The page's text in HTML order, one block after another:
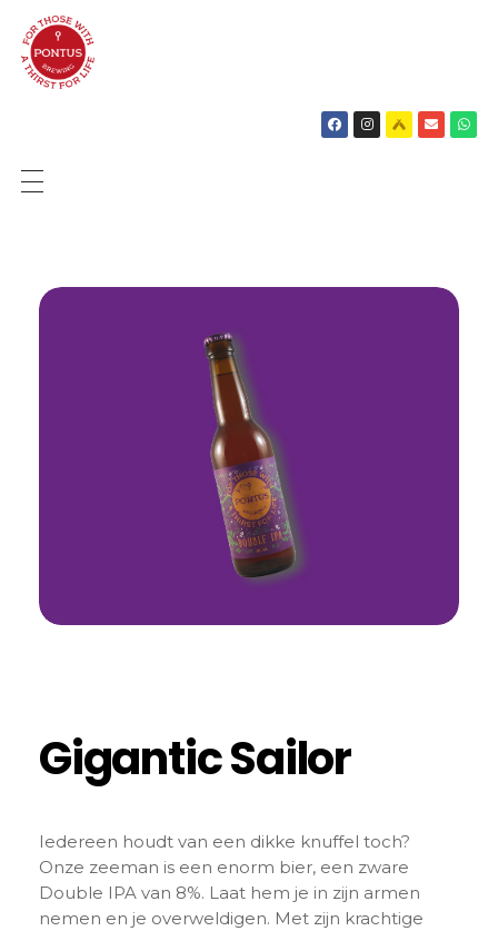
Gigantic Sailor
Iedereen houdt van een dikke knuffel toch?
Onze zeeman is een enorm bier, een zware
Double IPA van 8%. Laat hem je in zijn armen
nemen en je overweldigen. Met zijn krachtige